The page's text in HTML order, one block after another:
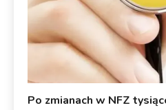
Po zmianach w NFZ